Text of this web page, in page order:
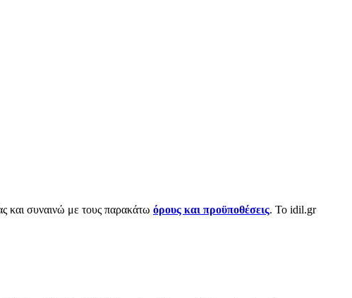
και συναινώ με τους παρακάτω όρους και προϋποθέσεις. Το idil.gr